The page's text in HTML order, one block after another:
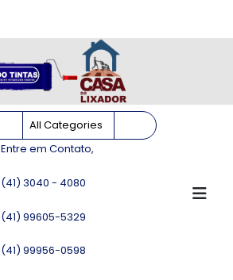
Entre em Contato,
(41) 3040 - 4080
(41) 99605-5329
(41) 99956-0598